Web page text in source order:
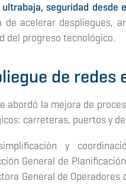
seguridad desde
de acelerar despliegues,
del progreso tecnológico.
de
abordó la mejora de
carreteras, puertos y
y
General de
General de